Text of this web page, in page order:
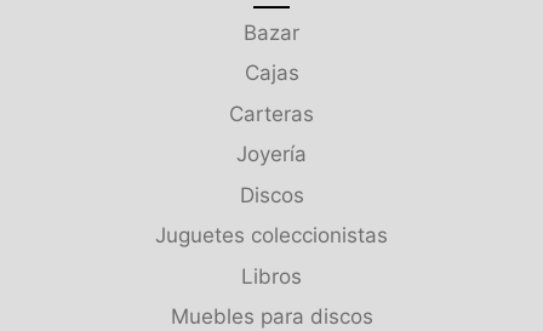
Bazar
Cajas
Carteras
Joyería
Discos
Juguetes coleccionistas
Libros
Muebles para discos